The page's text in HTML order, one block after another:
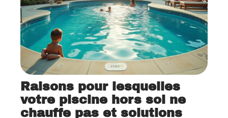
Raisons pour lesquelles
votre piscine hors sol ne
chauffe pas et solutions